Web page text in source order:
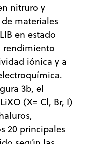
nitruro y
materiales
en estado
rendimiento
iónica y a
3b, el
(X= Cl, Br, I)
20 principales